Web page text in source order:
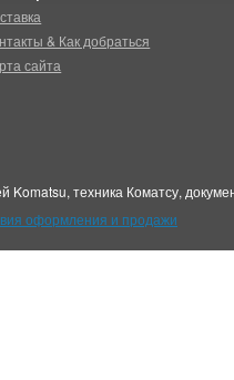
& Как добраться
сайта
техника Коматсу,
оформления и продажи